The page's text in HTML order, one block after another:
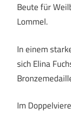
Beute für
Lommel.
In einem
sich Elina
Im